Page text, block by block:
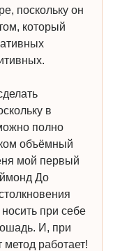
поскольку он
который
в
полно
объёмный
мой первый
До
при себе
И, при
метод работает!